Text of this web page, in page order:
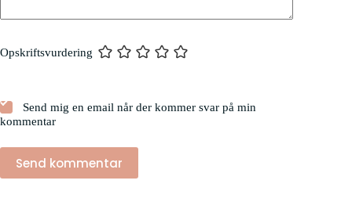
Opskriftsvurdering
Send mig en email når der kommer svar på min
kommentar
Send kommentar